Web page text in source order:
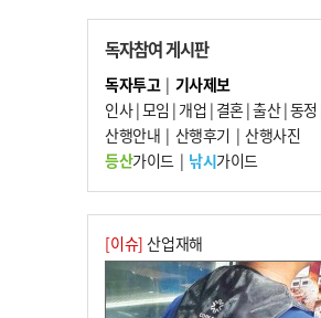
7
오늘의 날씨- 2026년 8월 7일
8
외국인 선원 ‘인신매매 경유지’
우려가 현실로
9
[사설] 해수부 신청사 북항으로
수도 도약의 전환점
10 르노 못 타는 부산시장…관용차
힌 지역기업 응원
독자참여 게시판
독자투고| 기사제보
인사|모임 | 개업 | 결혼|출산|동정
산행안내 | 산행후기 | 산행사진
등산가이드| 낚시가이드
[이슈] 산업재해